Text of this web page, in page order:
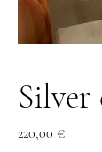
Silver
220,00 €Price